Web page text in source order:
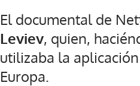
El documental de
Leviev, quien,
utilizaba la
Europa.